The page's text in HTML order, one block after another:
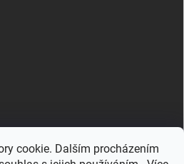
cookie. Dalším procházením